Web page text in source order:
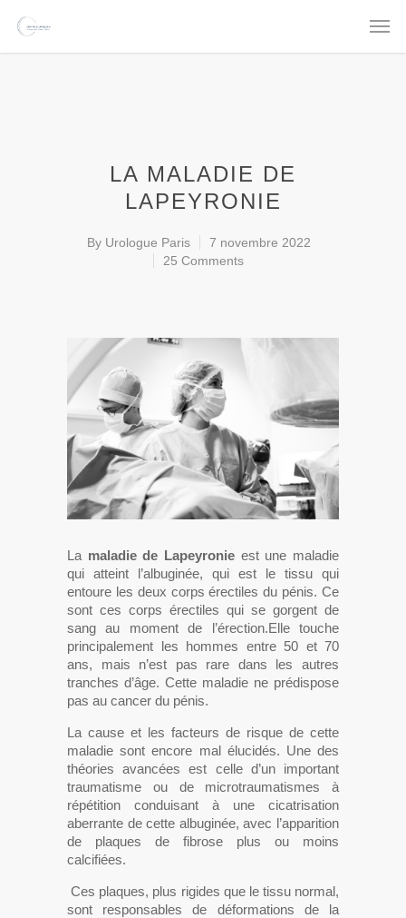
LA MALADIE DE
LAPEYRONIE
By Urologue Paris
7 novembre 2022
25 Comments
La maladie de Lapeyronie est une maladie
qui atteint l’albuginée, qui est le tissu qui
entoure les deux corps érectiles du pénis. Ce
sont ces corps érectiles qui se gorgent de
sang au moment de l’érection.Elle touche
principalement les hommes entre 50 et 70
ans, mais n’est pas rare dans les autres
tranches d’âge. Cette maladie ne prédispose
pas au cancer du pénis.
La cause et les facteurs de risque de cette
maladie sont encore mal élucidés. Une des
théories avancées est celle d’un important
traumatisme ou de microtraumatismes à
répétition conduisant à une cicatrisation
aberrante de cette albuginée, avec l’apparition
de plaques de fibrose plus ou moins
calcifiées.
Ces plaques, plus rigides que le tissu normal,
sont responsables de déformations de la